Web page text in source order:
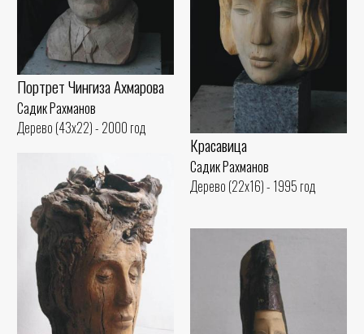
Портрет Чингиза Ахмарова
Садик Рахманов
Дерево (43x22) - 2000 год
Красавица
Садик Рахманов
Дерево (22x16) - 1995 год